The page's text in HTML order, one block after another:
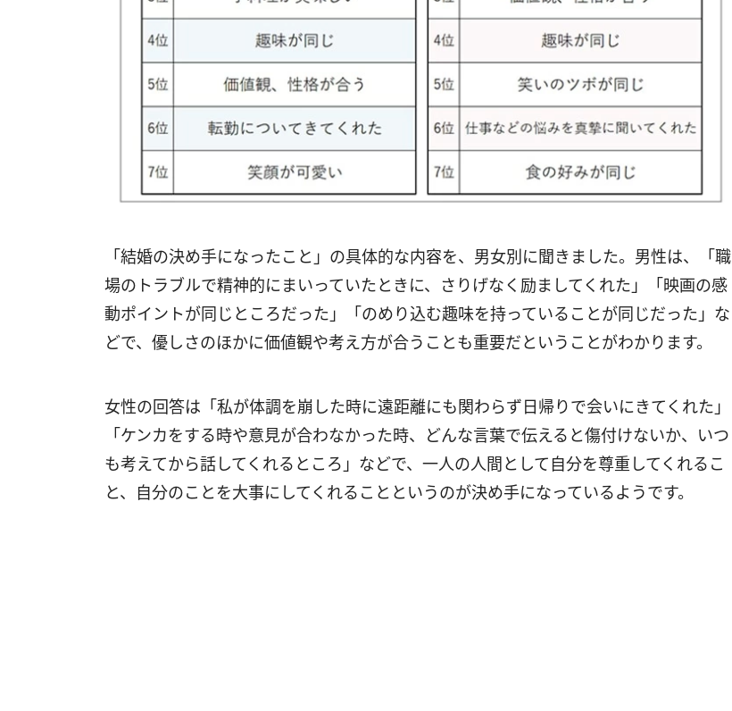
「結婚の決め手になったこと」の具体的な内容を、男女別に聞きました。男性は、「職
場のトラブルで精神的にまいっていたときに、さりげなく励ましてくれた」「映画の感
動ポイントが同じところだった」「のめり込む趣味を持っていることが同じだった」な
どで、優しさのほかに価値観や考え方が合うことも重要だということがわかります。
女性の回答は「私が体調を崩した時に遠距離にも関わらず日帰りで会いにきてくれた」
「ケンカをする時や意見が合わなかった時、どんな言葉で伝えると傷付けないか、いつ
も考えてから話してくれるところ」などで、一人の人間として自分を尊重してくれるこ
と、自分のことを大事にしてくれることというのが決め手になっているようです。